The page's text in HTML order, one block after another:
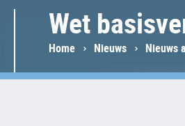
Wet
Home Nieuws Nieuws